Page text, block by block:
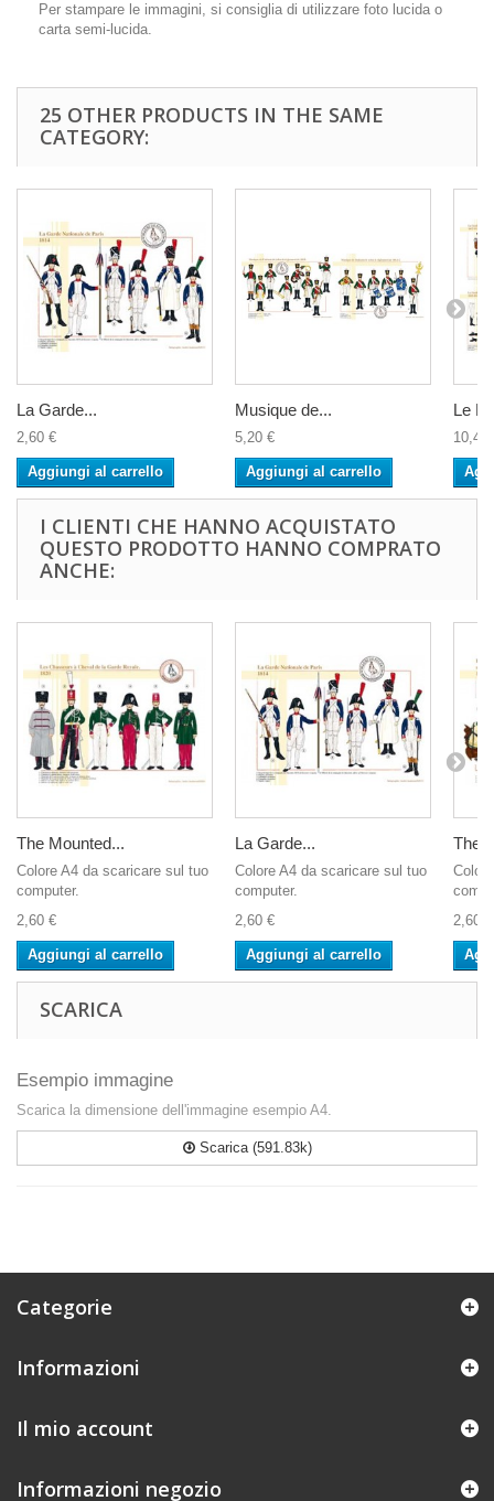
Per stampare le immagini, si consiglia di utilizzare foto lucida o
carta semi-lucida.
25 OTHER PRODUCTS IN THE SAME
CATEGORY:
La Garde...
2,60 €
Aggiungi al carrello
Musique de...
5,20 €
Aggiungi al carrello
Le
10,40
I CLIENTI CHE HANNO ACQUISTATO
QUESTO PRODOTTO HANNO COMPRATO
ANCHE:
The Mounted...
Colore A4 da scaricare sul tuo
computer.
2,60 €
Aggiungi al carrello
La Garde...
Colore A4 da scaricare sul tuo
computer.
2,60 €
Aggiungi al carrello
The
2,60 €
SCARICA
Esempio immagine
Scarica la dimensione dell'immagine esempio A4.
Scarica (591.83k)
Categorie
Informazioni
Il mio account
Informazioni negozio